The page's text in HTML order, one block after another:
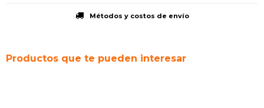
Métodos y costos de envío
Productos que te pueden interesar